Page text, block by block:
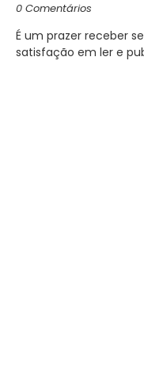
0 Comentários
É um prazer receber
satisfação em ler e